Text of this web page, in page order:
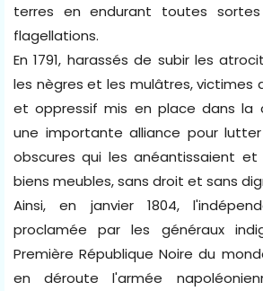
terres en endurant toutes
flagellations.
En 1791, harassés de subir les
les nègres et les mulâtres, victimes
et oppressif mis en place dans la
une importante alliance pour
obscures qui les anéantissaient et
biens meubles, sans droit et sans
Ainsi, en janvier 1804,
proclamée par les généraux
Première République Noire du
en déroute l'armée